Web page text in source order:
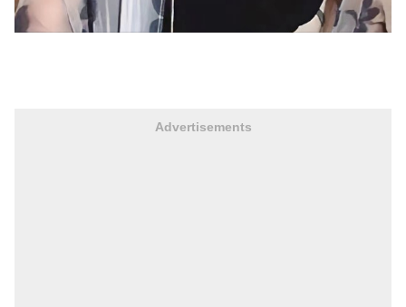
Advertisements